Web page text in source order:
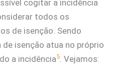
cogitar a incidência
todos os
de isenção. Sendo
isenção atua no próprio
a incidência5. Vejamos: